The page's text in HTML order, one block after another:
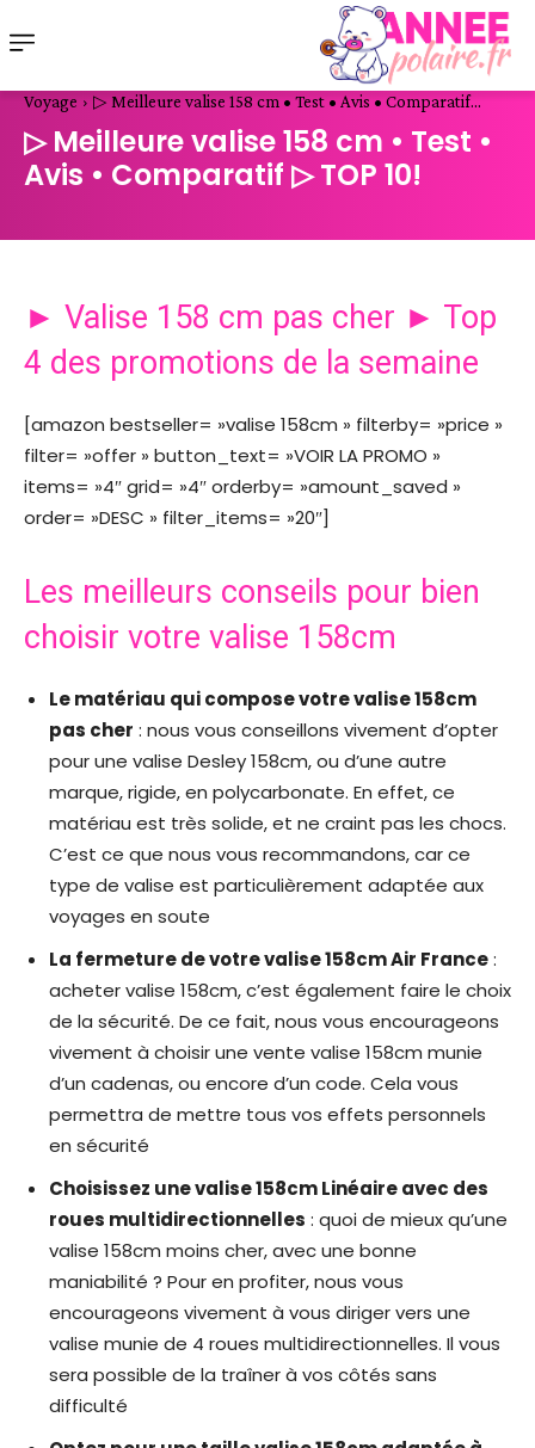
Voyage ▷ Meilleure valise 158 cm • Test • Avis • Comparatif...
▷ Meilleure valise 158 cm • Test •
Avis • Comparatif ▷ TOP 10!
► Valise 158 cm pas cher ► Top
4 des promotions de la semaine
[amazon bestseller= »valise 158cm » filterby= »price »
filter= »offer » button_text= »VOIR LA PROMO »
items= »4″ grid= »4″ orderby= »amount_saved »
order= »DESC » filter_items= »20″]
Les meilleurs conseils pour bien
choisir votre valise 158cm
Le matériau qui compose votre valise 158cm
pas cher : nous vous conseillons vivement d’opter
pour une valise Desley 158cm, ou d’une autre
marque, rigide, en polycarbonate. En effet, ce
matériau est très solide, et ne craint pas les chocs.
C’est ce que nous vous recommandons, car ce
type de valise est particulièrement adaptée aux
voyages en soute
La fermeture de votre valise 158cm Air France:
acheter valise 158cm, c’est également faire le choix
de la sécurité. De ce fait, nous vous encourageons
vivement à choisir une vente valise 158cm munie
d’un cadenas, ou encore d’un code. Cela vous
permettra de mettre tous vos effets personnels
en sécurité
Choisissez une valise 158cm Linéaire avec des
roues multidirectionnelles : quoi de mieux qu’une
valise 158cm moins cher, avec une bonne
maniabilité ? Pour en profiter, nous vous
encourageons vivement à vous diriger vers une
valise munie de 4 roues multidirectionnelles. Il vous
sera possible de la traîner à vos côtés sans
difficulté